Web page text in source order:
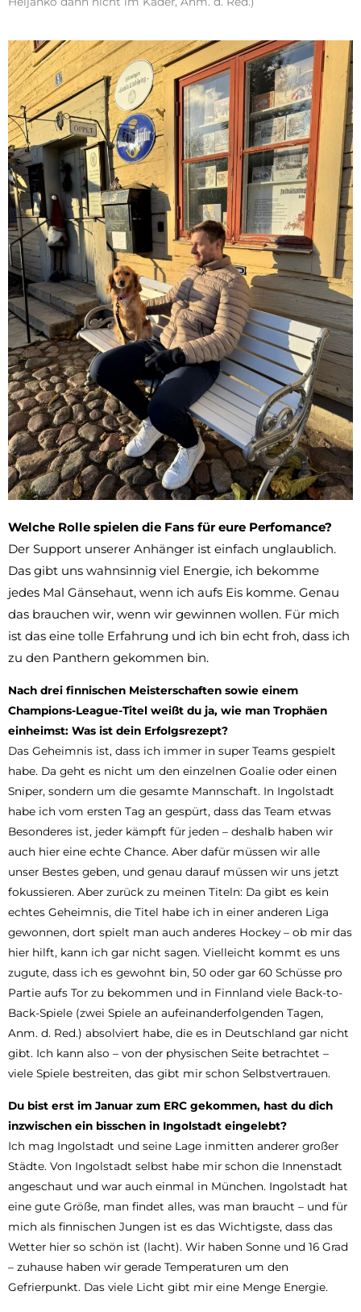
Welche Rolle spielen die Fans für eure Perfomance?
Der Support unserer Anhänger ist einfach unglaublich.
Das gibt uns wahnsinnig viel Energie, ich bekomme
jedes Mal Gänsehaut, wenn ich aufs Eis komme. Genau
das brauchen wir, wenn wir gewinnen wollen. Für mich
ist das eine tolle Erfahrung und ich bin echt froh, dass ich
zu den Panthern gekommen bin.
Nach drei finnischen Meisterschaften sowie einem
Champions-League-Titel weißt du ja, wie man Trophäen
einheimst: Was ist dein Erfolgsrezept?
Das Geheimnis ist, dass ich immer in super Teams gespielt
habe. Da geht es nicht um den einzelnen Goalie oder einen
Sniper, sondern um die gesamte Mannschaft. In Ingolstadt
habe ich vom ersten Tag an gespürt, dass das Team etwas
Besonderes ist, jeder kämpft für jeden – deshalb haben wir
auch hier eine echte Chance. Aber dafür müssen wir alle
unser Bestes geben, und genau darauf müssen wir uns jetzt
fokussieren. Aber zurück zu meinen Titeln: Da gibt es kein
echtes Geheimnis, die Titel habe ich in einer anderen Liga
gewonnen, dort spielt man auch anderes Hockey – ob mir das
hier hilft, kann ich gar nicht sagen. Vielleicht kommt es uns
zugute, dass ich es gewohnt bin, 50 oder gar 60 Schüsse pro
Partie aufs Tor zu bekommen und in Finnland viele Back-to-
Back-Spiele (zwei Spiele an aufeinanderfolgenden Tagen,
Anm. d. Red.) absolviert habe, die es in Deutschland gar nicht
gibt. Ich kann also – von der physischen Seite betrachtet –
viele Spiele bestreiten, das gibt mir schon Selbstvertrauen.
Du bist erst im Januar zum ERC gekommen, hast du dich
inzwischen ein bisschen in Ingolstadt eingelebt?
Ich mag Ingolstadt und seine Lage inmitten anderer großer
Städte. Von Ingolstadt selbst habe mir schon die Innenstadt
angeschaut und war auch einmal in München. Ingolstadt hat
eine gute Größe, man findet alles, was man braucht – und für
mich als finnischen Jungen ist es das Wichtigste, dass das
Wetter hier so schön ist (lacht). Wir haben Sonne und 16 Grad
– zuhause haben wir gerade Temperaturen um den
Gefrierpunkt. Das viele Licht gibt mir eine Menge Energie.